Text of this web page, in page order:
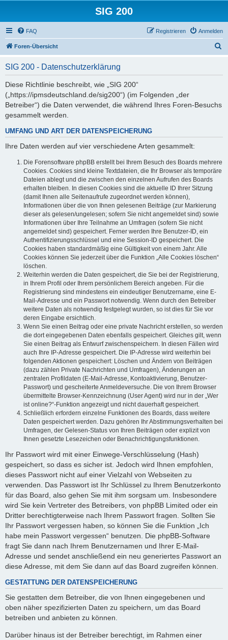
SIG 200
FAQ Anmelden
Registrieren
Foren-Übersicht
SIG 200 - Datenschutzerklärung
Diese Richtlinie beschreibt, wie „SIG 200“
(„https://ipmsdeutschland.de/sig200“) (im Folgenden „der
Betreiber“) die Daten verwendet, die während Ihres Foren-Besuchs
gesammelt werden.
UMFANG UND ART DER DATENSPEICHERUNG
Ihre Daten werden auf vier verschiedene Arten gesammelt:
Die Forensoftware phpBB erstellt bei Ihrem Besuch des Boards mehrere
Cookies. Cookies sind kleine Textdateien, die Ihr Browser als temporäre
Dateien ablegt und die zwischen den einzelnen Aufrufen des Boards
erhalten bleiben. In diesen Cookies sind die aktuelle ID Ihrer Sitzung
(damit Ihnen alle Seitenaufrufe zugeordnet werden können),
Informationen über die von Ihnen gelesenen Beiträge (zur Markierung
dieser als gelesen/ungelesen; sofern Sie nicht angemeldet sind) sowie
Informationen über Ihre Teilnahme an Umfragen (sofern Sie nicht
angemeldet sind) gespeichert. Ferner werden Ihre Benutzer-ID, ein
Authentifizierungsschlüssel und eine Session-ID gespeichert. Die
Cookies haben standardmäßig eine Gültigkeit von einem Jahr. Alle
Cookies können Sie jederzeit über die Funktion „Alle Cookies löschen“
löschen.
Weiterhin werden die Daten gespeichert, die Sie bei der Registrierung,
in Ihrem Profil oder Ihrem persönlichem Bereich angeben. Für die
Registrierung sind mindestens ein eindeutiger Benutzername, eine E-
Mail-Adresse und ein Passwort notwendig. Wenn durch den Betreiber
weitere Daten als notwendig festgelegt wurden, so ist dies für Sie vor
deren Eingabe ersichtlich.
Wenn Sie einen Beitrag oder eine private Nachricht erstellen, so werden
die dort eingegebenen Daten ebenfalls gespeichert. Gleiches gilt, wenn
Sie einen Beitrag als Entwurf zwischenspeichern. In diesen Fällen wird
auch Ihre IP-Adresse gespeichert. Die IP-Adresse wird weiterhin bei
folgenden Aktionen gespeichert: Löschen und Ändern von Beiträgen
(dazu zählen Private Nachrichten und Umfragen), Änderungen an
zentralen Profildaten (E-Mail-Adresse, Kontoaktivierung, Benutzer-
Passwort) und gescheiterte Anmeldeversuche. Die von Ihrem Browser
übermittelte Browser-Kennzeichnung (User Agent) wird nur in der „Wer
ist online?“-Funktion angezeigt und nicht dauerhaft gespeichert.
Schließlich erfordern einzelne Funktionen des Boards, dass weitere
Daten gespeichert werden. Dazu gehören Ihr Abstimmungsverhalten bei
Umfragen, der Gelesen-Status von Ihren Beiträgen oder explizit von
Ihnen gesetzte Lesezeichen oder Benachrichtigungsfunktionen.
Ihr Passwort wird mit einer Einwege-Verschlüsselung (Hash)
gespeichert, so dass es sicher ist. Jedoch wird Ihnen empfohlen,
dieses Passwort nicht auf einer Vielzahl von Webseiten zu
verwenden. Das Passwort ist Ihr Schlüssel zu Ihrem Benutzerkonto
für das Board, also gehen Sie mit ihm sorgsam um. Insbesondere
wird Sie kein Vertreter des Betreibers, von phpBB Limited oder ein
Dritter berechtigterweise nach Ihrem Passwort fragen. Sollten Sie
Ihr Passwort vergessen haben, so können Sie die Funktion „Ich
habe mein Passwort vergessen“ benutzen. Die phpBB-Software
fragt Sie dann nach Ihrem Benutzernamen und Ihrer E-Mail-
Adresse und sendet anschließend ein neu generiertes Passwort an
diese Adresse, mit dem Sie dann auf das Board zugreifen können.
GESTATTUNG DER DATENSPEICHERUNG
Sie gestatten dem Betreiber, die von Ihnen eingegebenen und
oben näher spezifizierten Daten zu speichern, um das Board
betreiben und anbieten zu können.
Darüber hinaus ist der Betreiber berechtigt, im Rahmen einer